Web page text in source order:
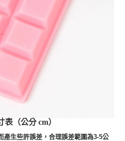
表（公分 cm）
產生些許誤差，合理誤差範圍為3-5公